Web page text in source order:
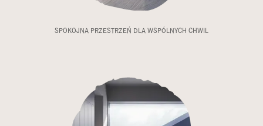
SPOKOJNA PRZESTRZEŃ DLA WSPÓLNYCH CHWIL​